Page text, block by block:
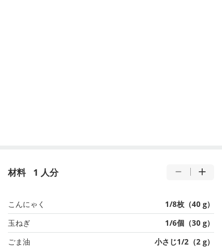
材料 1 人分
こんにゃく
1/8枚（40 g）
玉ねぎ
1/6個（30 g）
ごま油
小さじ1/2（2 g）